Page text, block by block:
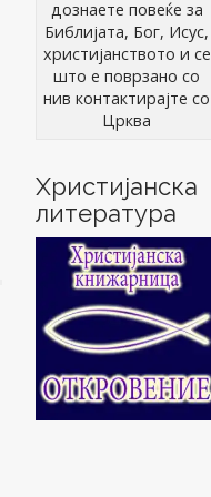
дознаете повеќе за
Библијата, Бог, Исус,
христијанството и се
што е поврзано со
нив контактирајте со
Црква
Христијанска
литература